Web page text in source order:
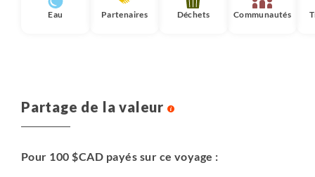
Eau Partenaires Déchets Communautés
Partage de la valeur
Pour 100 $CAD payés sur ce voyage :